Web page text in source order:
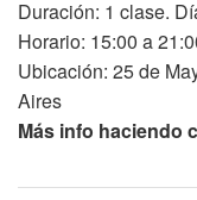
Duración: 1 clase.
Horario: 15:00 a
Ubicación: 25 de
Aires
Más info haciendo